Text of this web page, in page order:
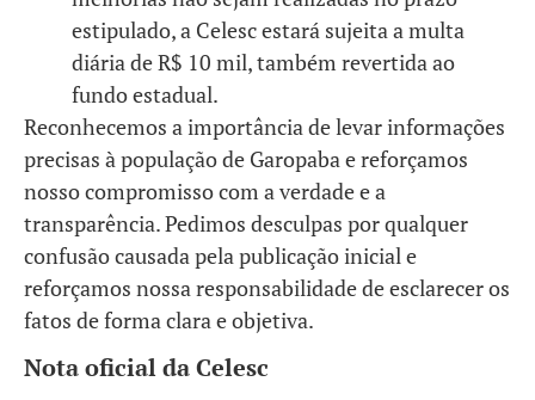
estipulado, a Celesc estará sujeita a multa
diária de R$ 10 mil, também revertida ao
fundo estadual.
Reconhecemos a importância de levar informações
precisas à população de Garopaba e reforçamos
nosso compromisso com a verdade e a
transparência. Pedimos desculpas por qualquer
confusão causada pela publicação inicial e
reforçamos nossa responsabilidade de esclarecer os
fatos de forma clara e objetiva.
Nota oficial da Celesc